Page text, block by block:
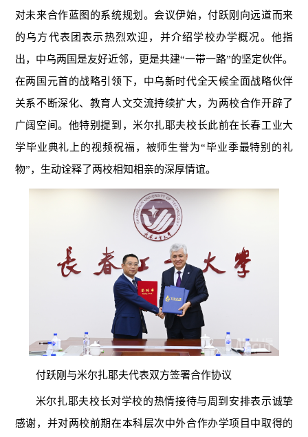
对未来合作蓝图的系统规划。会议伊始，付跃刚向远道而来
的乌方代表团表示热烈欢迎，并介绍学校办学概况。他指
出，中乌两国是友好近邻，更是共建“一带一路”的坚定伙伴。
在两国元首的战略引领下，中乌新时代全天候全面战略伙伴
关系不断深化、教育人文交流持续扩大，为两校合作开辟了
广阔空间。他特别提到，米尔扎耶夫校长此前在长春工业大
学毕业典礼上的视频祝福，被师生誉为“毕业季最特别的礼
物”，生动诠释了两校相知相亲的深厚情谊。
付跃刚与米尔扎耶夫代表双方签署合作协议
米尔扎耶夫校长对学校的热情接待与周到安排表示诚挚
感谢，并对两校前期在本科层次中外合作办学项目中取得的